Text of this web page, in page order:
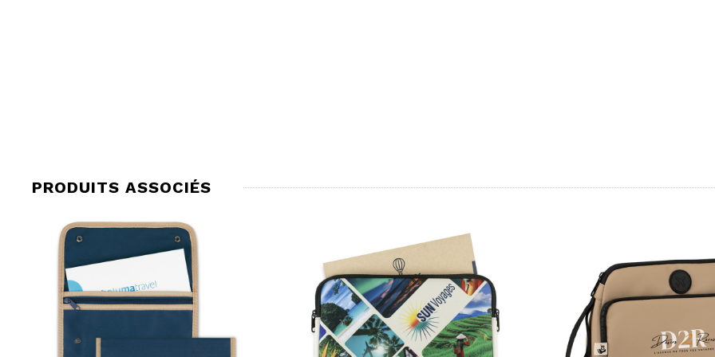
PRODUITS ASSOCIÉS